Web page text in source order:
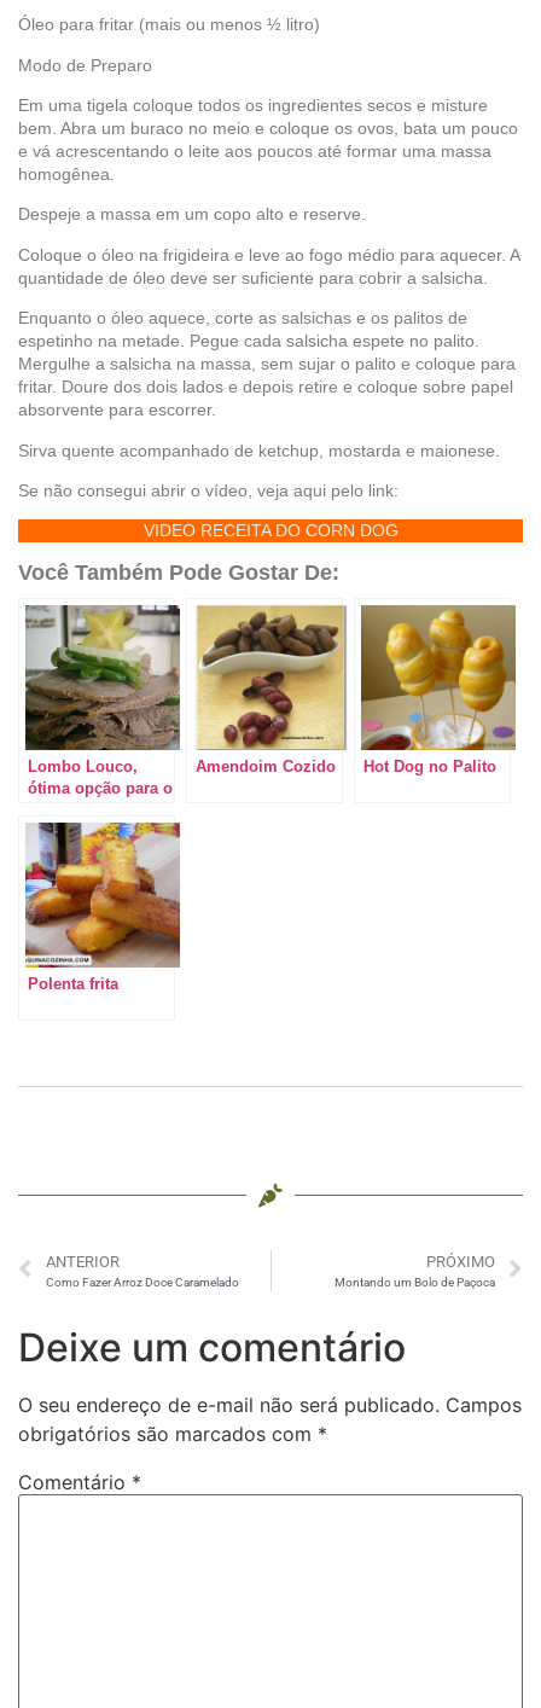
Óleo para fritar (mais ou menos ½ litro)
Modo de Preparo
Em uma tigela coloque todos os ingredientes secos e misture
bem. Abra um buraco no meio e coloque os ovos, bata um pouco
e vá acrescentando o leite aos poucos até formar uma massa
homogênea.
Despeje a massa em um copo alto e reserve.
Coloque o óleo na frigideira e leve ao fogo médio para aquecer. A
quantidade de óleo deve ser suficiente para cobrir a salsicha.
Enquanto o óleo aquece, corte as salsichas e os palitos de
espetinho na metade. Pegue cada salsicha espete no palito.
Mergulhe a salsicha na massa, sem sujar o palito e coloque para
fritar. Doure dos dois lados e depois retire e coloque sobre papel
absorvente para escorrer.
Sirva quente acompanhado de ketchup, mostarda e maionese.
Se não consegui abrir o vídeo, veja aqui pelo link:
VIDEO RECEITA DO CORN DOG
Você Também Pode Gostar De:
Lombo Louco,
ótima opção para o
Amendoim Cozido Hot Dog no Palito
Polenta frita
ANTERIOR
Como Fazer Arroz Doce Caramelado
PRÓXIMO
Montando um Bolo de Paçoca
Deixe um comentário
O seu endereço de e-mail não será publicado. Campos
obrigatórios são marcados com *
Comentário *